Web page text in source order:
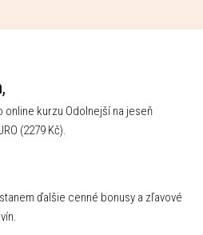
online kurzu Odolnejší na jeseň
(2279 Kč).
ďalšie cenné bonusy a zľavové